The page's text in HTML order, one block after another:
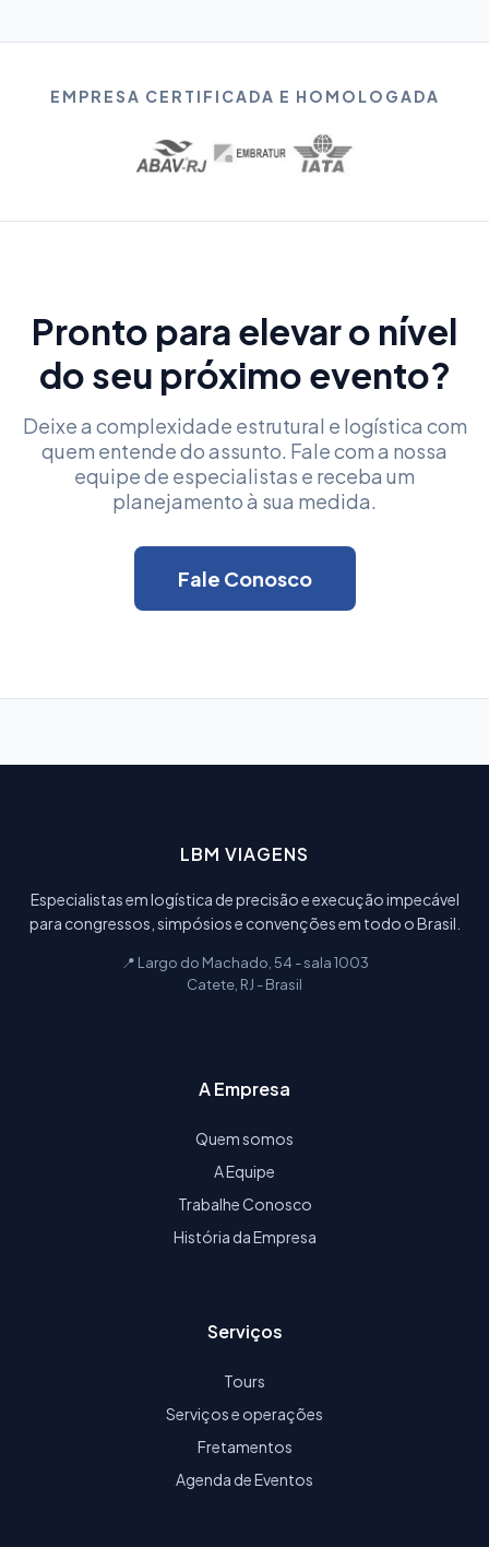
EMPRESA CERTIFICADA E HOMOLOGADA
Pronto para elevar o nível
do seu próximo evento?
Deixe a complexidade estrutural e logística com
quem entende do assunto. Fale com a nossa
equipe de especialistas e receba um
planejamento à sua medida.
Fale Conosco
LBM VIAGENS
Especialistas em logística de precisão e execução impecável
para congressos, simpósios e convenções em todo o Brasil.
📍 Largo do Machado, 54 - sala 1003
Catete, RJ - Brasil
A Empresa
Quem somos
A Equipe
Trabalhe Conosco
História da Empresa
Serviços
Tours
Serviços e operações
Fretamentos
Agenda de Eventos